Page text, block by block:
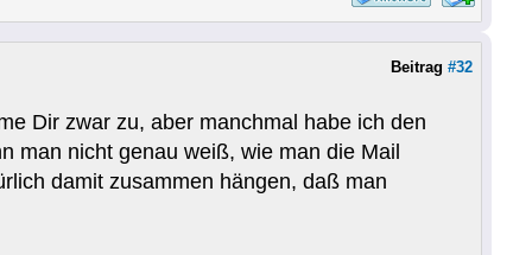
Beitrag #32
Dir zwar zu, aber manchmal habe ich den
man nicht genau weiß, wie man die Mail
damit zusammen hängen, daß man